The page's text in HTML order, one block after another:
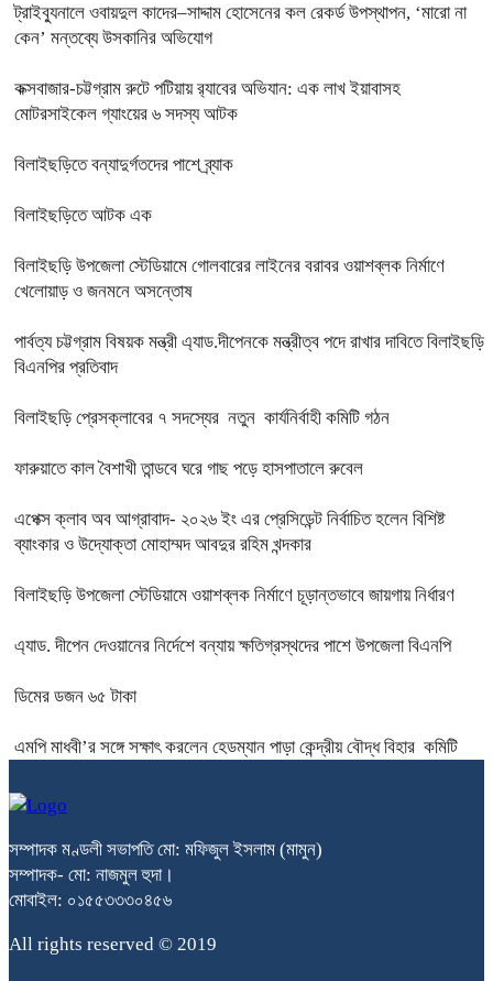
ট্রাইব্যুনালে ওবায়দুল কাদের–সাদ্দাম হোসেনের কল রেকর্ড উপস্থাপন, ‘মারো না
কেন’ মন্তব্যে উসকানির অভিযোগ
কক্সবাজার-চট্টগ্রাম রুটে পটিয়ায় র‍্যাবের অভিযান: এক লাখ ইয়াবাসহ
মোটরসাইকেল গ্যাংয়ের ৬ সদস্য আটক
বিলাইছড়িতে বন্যাদুর্গতদের পাশে ব্র্যাক
বিলাইছড়িতে আটক এক
বিলাইছড়ি উপজেলা স্টেডিয়ামে গোলবারের লাইনের বরাবর ওয়াশব্লক নির্মাণে
খেলোয়াড় ও জনমনে অসন্তোষ
পার্বত্য চট্টগ্রাম বিষয়ক মন্ত্রী এ্যাড.দীপেনকে মন্ত্রীত্ব পদে রাখার দাবিতে বিলাইছড়ি
বিএনপির প্রতিবাদ
বিলাইছড়ি প্রেসক্লাবের ৭ সদস্যের নতুন কার্যনির্বাহী কমিটি গঠন
ফারুয়াতে কাল বৈশাখী তান্ডবে ঘরে গাছ পড়ে হাসপাতালে রুবেল
এপেক্স ক্লাব অব আগ্রাবাদ- ২০২৬ ইং এর প্রেসিডেন্ট নির্বাচিত হলেন বিশিষ্ট
ব্যাংকার ও উদ্যোক্তা মোহাম্মদ আবদুর রহিম খন্দকার
বিলাইছড়ি উপজেলা স্টেডিয়ামে ওয়াশব্লক নির্মাণে চূড়ান্তভাবে জায়গায় নির্ধারণ
এ্যাড. দীপেন দেওয়ানের নির্দেশে বন্যায় ক্ষতিগ্রস্থদের পাশে উপজেলা বিএনপি
ডিমের ডজন ৬৫ টাকা
এমপি মাধবী’র সঙ্গে সক্ষাৎ করলেন হেডম্যান পাড়া কেন্দ্রীয় বৌদ্ধ বিহার কমিটি
সম্পাদক মণ্ডলী সভাপতি মো: মফিজুল ইসলাম (মামুন)
সম্পাদক- মো: নাজমুল হুদা।
মোবাইল: ০১৫৫৩৩৩০৪৫৬
All rights reserved © 2019